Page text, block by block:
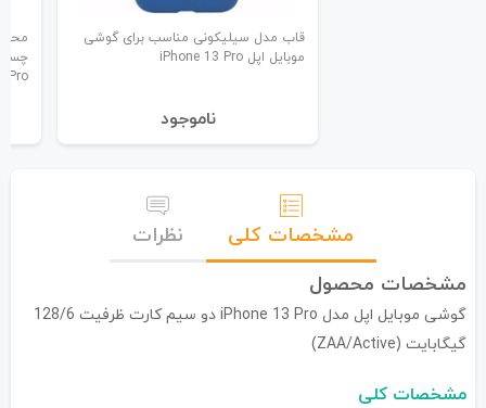
قاب مدل سیلیکونی مناسب برای گوشی
موبایل اپل iPhone 13 Pro
نا‌موجود
Pro
مشخصات کلی
نظرات
مشخصات محصول
گوشی موبایل اپل مدل iPhone 13 Pro دو سیم کارت ظرفیت 128/6
گیگابایت (ZAA/Active)
مشخصات کلی